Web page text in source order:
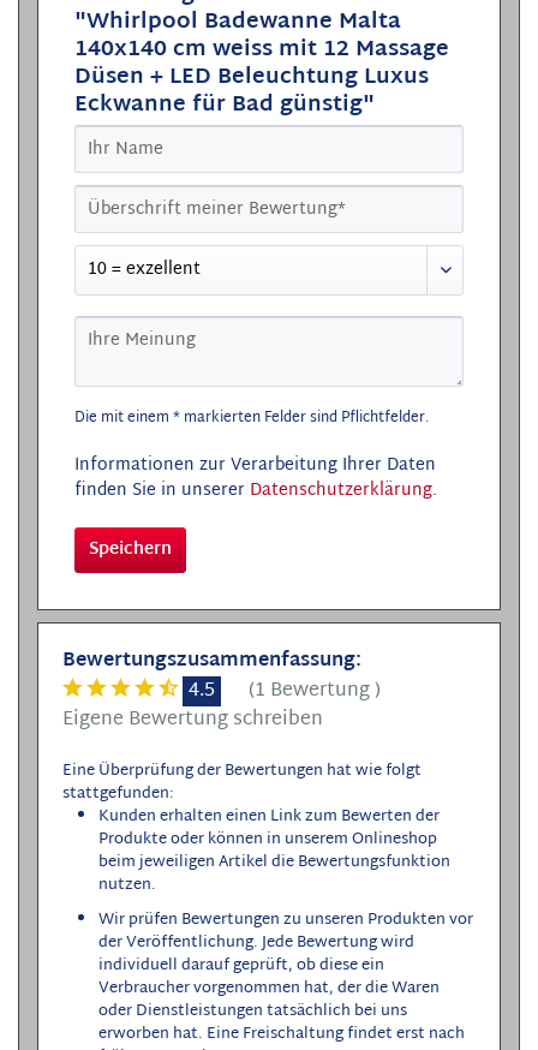
"Whirlpool Badewanne Malta
140x140 cm weiss mit 12 Massage
Düsen + LED Beleuchtung Luxus
Eckwanne für Bad günstig"
Die mit einem * markierten Felder sind Pflichtfelder.
Informationen zur Verarbeitung Ihrer Daten
finden Sie in unserer Datenschutzerklärung.
Speichern
Bewertungszusammenfassung:
4.5
(1 Bewertung)
Eigene Bewertung schreiben
Eine Überprüfung der Bewertungen hat wie folgt
stattgefunden:
Kunden erhalten einen Link zum Bewerten der
Produkte oder können in unserem Onlineshop
beim jeweiligen Artikel die Bewertungsfunktion
nutzen.
Wir prüfen Bewertungen zu unseren Produkten vor
der Veröffentlichung. Jede Bewertung wird
individuell darauf geprüft, ob diese ein
Verbraucher vorgenommen hat, der die Waren
oder Dienstleistungen tatsächlich bei uns
erworben hat. Eine Freischaltung findet erst nach